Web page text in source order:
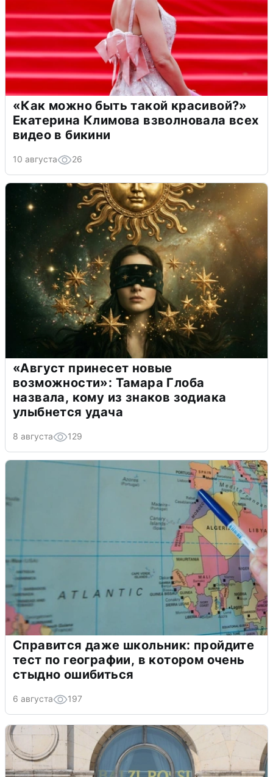
«Как можно быть такой красивой?»
Екатерина Климова взволновала всех
видео в бикини
10 августа 26
«Август принесет новые
возможности»: Тамара Глоба
назвала, кому из знаков зодиака
улыбнется удача
8 августа 129
Справится даже школьник: пройдите
тест по географии, в котором очень
стыдно ошибиться
6 августа 197